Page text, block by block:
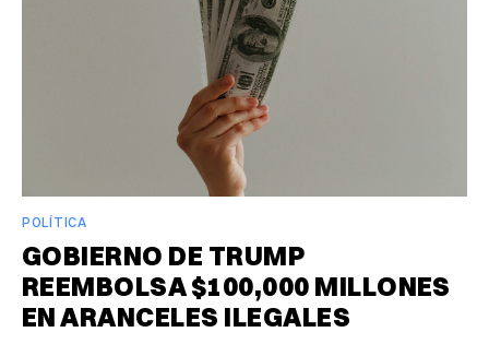
POLÍTICA
GOBIERNO DE TRUMP
REEMBOLSA $100,000 MILLONES
EN ARANCELES ILEGALES